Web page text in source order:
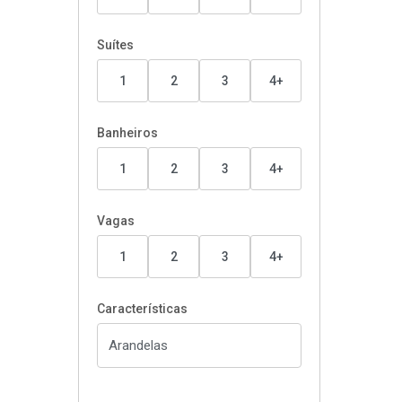
Suítes
1 2 3 4+
Banheiros
1 2 3 4+
Vagas
1 2 3 4+
Características